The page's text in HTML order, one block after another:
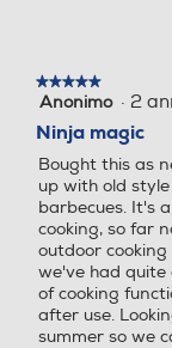
★★★★★
★★★★★
5
5
stelle.
Anonimo · 2
Ninja magic
Bought this as
up with old
barbecues. It's
cooking, so far
outdoor
we've had
of cooking
after use.
summer so we